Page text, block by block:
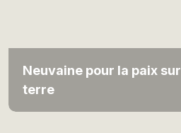
Neuvaine pour la paix sur
terre